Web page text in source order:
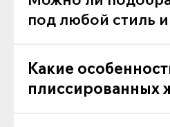
под любой стиль
Какие
плиссированных